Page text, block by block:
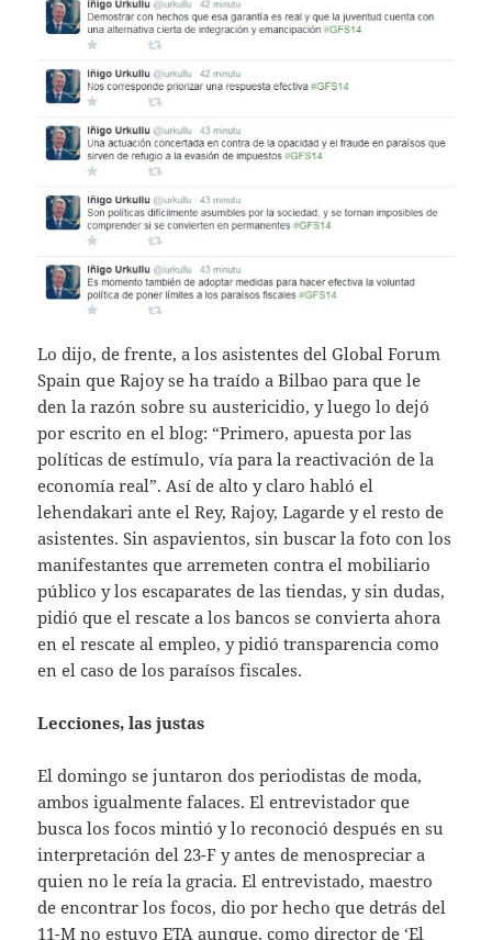
Lo dijo, de frente, a los asistentes del Global Forum
Spain que Rajoy se ha traído a Bilbao para que le
den la razón sobre su austericidio, y luego lo dejó
por escrito en el blog: “Primero, apuesta por las
políticas de estímulo, vía para la reactivación de la
economía real”. Así de alto y claro habló el
lehendakari ante el Rey, Rajoy, Lagarde y el resto de
asistentes. Sin aspavientos, sin buscar la foto con los
manifestantes que arremeten contra el mobiliario
público y los escaparates de las tiendas, y sin dudas,
pidió que el rescate a los bancos se convierta ahora
en el rescate al empleo, y pidió transparencia como
en el caso de los paraísos fiscales.
Lecciones, las justas
El domingo se juntaron dos periodistas de moda,
ambos igualmente falaces. El entrevistador que
busca los focos mintió y lo reconoció después en su
interpretación del 23-F y antes de menospreciar a
quien no le reía la gracia. El entrevistado, maestro
de encontrar los focos, dio por hecho que detrás del
11-M no estuvo ETA aunque, como director de ‘El